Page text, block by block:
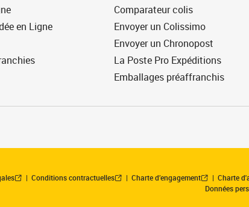
en Ligne
Comparateur colis
Envoyer un Colissimo
Envoyer un Chronopost
La Poste Pro Expéditions
Emballages préaffranchis
Conditions contractuelles Charte d’engagement Charte
Données